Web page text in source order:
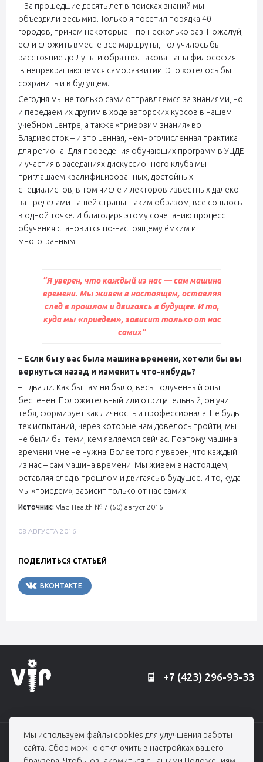
Мы используем файлы cookies для улучшения работы
сайта. Сбор можно отключить в настройках вашего
– За прошедшие десять лет в поисках знаний мы
объездили весь мир. Только я посетил порядка 40
городов, причём некоторые – по несколько раз. Пожалуй,
если сложить вместе все маршруты, получилось бы
расстояние до Луны и обратно. Такова наша философия –
в непрекращающемся саморазвитии. Это хотелось бы
сохранить и в будущем.
Сегодня мы не только сами отправляемся за знаниями, но
и передаём их другим в ходе авторских курсов в нашем
учебном центре, а также «привозим знания» во
Владивосток – и это ценная, немногочисленная практика
для региона. Для проведения обучающих программ в УЦДЕ
и участия в заседаниях дискуссионного клуба мы
приглашаем квалифицированных, достойных
специалистов, в том числе и лекторов известных далеко
за пределами нашей страны. Таким образом, всё сошлось
в одной точке. И благодаря этому сочетанию процесс
обучения становится по-настоящему ёмким и
многогранным.
"Я уверен, что каждый из нас — сам машина
времени. Мы живем в настоящем, оставляя
след в прошлом и двигаясь в будущее. И то,
куда мы «приедем», зависит только от нас
самих"
– Если бы у вас была машина времени, хотели бы вы
вернуться назад и изменить что-нибудь?
– Едва ли. Как бы там ни было, весь полученный опыт
бесценен. Положительный или отрицательный, он учит
тебя, формирует как личность и профессионала. Не будь
тех испытаний, через которые нам довелось пройти, мы
не были бы теми, кем являемся сейчас. Поэтому машина
времени мне не нужна. Более того я уверен, что каждый
из нас – сам машина времени. Мы живем в настоящем,
оставляя след в прошлом и двигаясь в будущее. И то, куда
мы «приедем», зависит только от нас самих.
Источник:Vlad Health № 7 (60) август 2016
08 АВГУСТА 2016
ПОДЕЛИТЬСЯ СТАТЬЕЙ
ВКОНТАКТЕ
+7 (423) 296-93-33
© 2006 — 2026, Профессорская клиника Едранова
При использовании материалов гиперссылка на edranov.ru обязательна.